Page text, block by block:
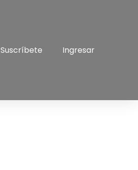
Suscríbete Ingresar